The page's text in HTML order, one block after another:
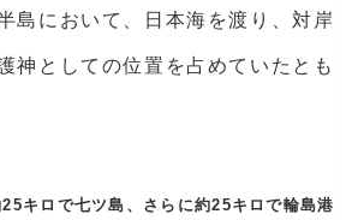
島において、日本海を渡り、対岸
神としての位置を占めていたとも
キロで七ツ島、さらに約25キロで輪島港